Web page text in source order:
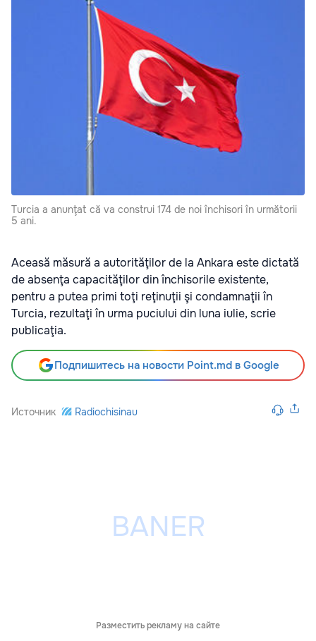
Turcia a anunţat că va construi 174 de noi închisori în următorii
5 ani.
Aceasă măsură a autorităţilor de la Ankara este dictată
de absenţa capacităţilor din închisorile existente,
pentru a putea primi toţi reţinuţii şi condamnaţii în
Turcia, rezultaţi în urma puciului din luna iulie, scrie
publicaţia.
Подпишитесь на новости Point.md в Google
Источник Radiochisinau
Разместить рекламу на сайте